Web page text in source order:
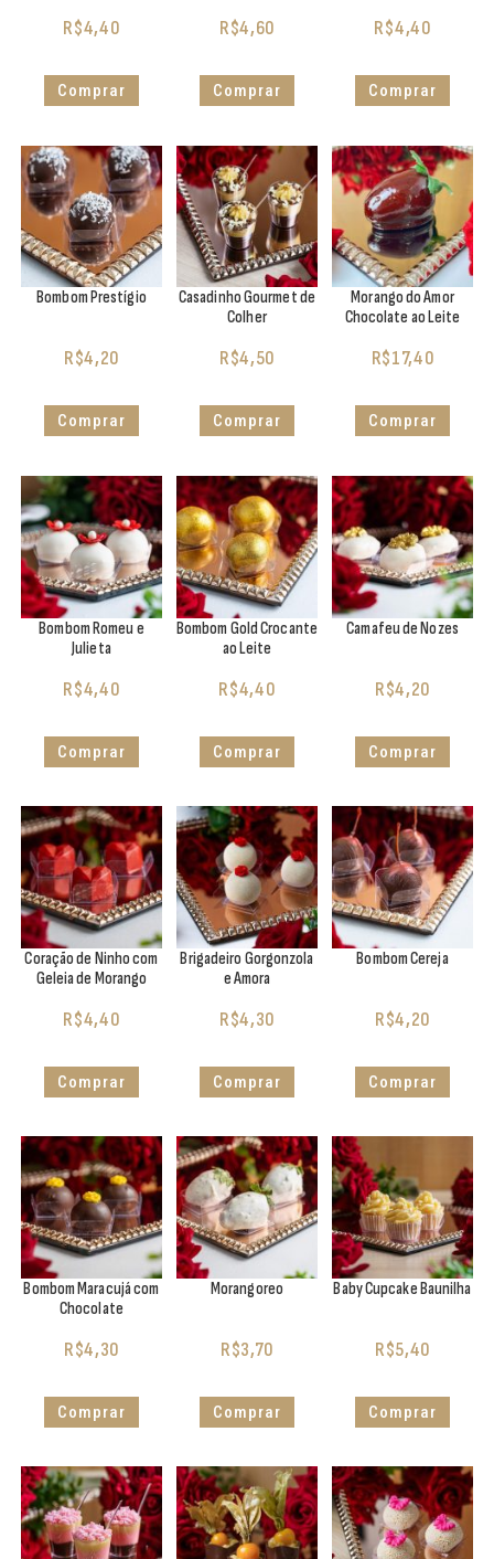
R$4,40
Comprar
R$4,60
Comprar
R$4,40
Comprar
Bombom Prestígio
R$4,20
Comprar
Casadinho Gourmet de
Colher
R$4,50
Comprar
Morango do Amor
Chocolate ao Leite
R$17,40
Comprar
Bombom Romeu e
Julieta
R$4,40
Comprar
Bombom Gold Crocante
ao Leite
R$4,40
Comprar
Camafeu de Nozes
R$4,20
Comprar
Coração de Ninho com
Geleia de Morango
R$4,40
Comprar
Brigadeiro Gorgonzola
e Amora
R$4,30
Comprar
Bombom Cereja
R$4,20
Comprar
Bombom Maracujá com
Chocolate
R$4,30
Comprar
Morangoreo
R$3,70
Comprar
Baby Cupcake Baunilha
R$5,40
Comprar